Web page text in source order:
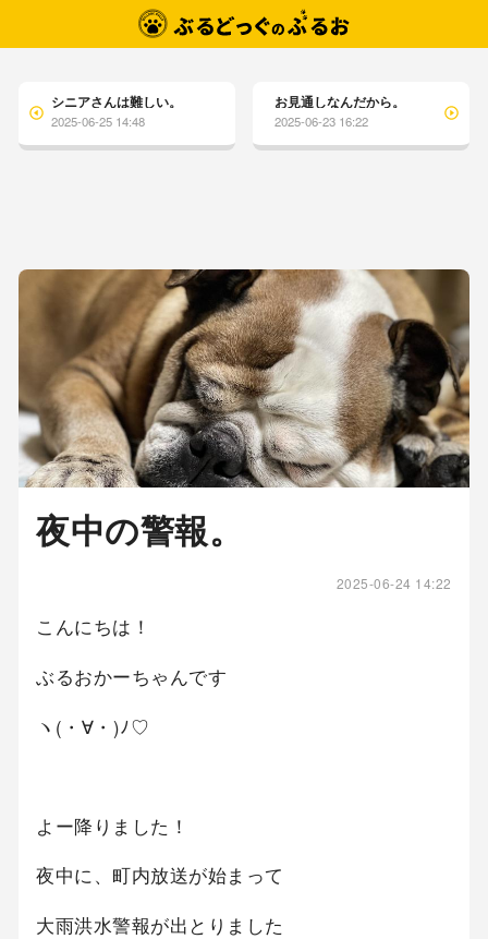
シニアさんは難しい。
2025-06-25 14:48
お見通しなんだから。
2025-06-23 16:22
夜中の警報。
2025-06-24 14:22
こんにちは！
ぶるおかーちゃんです
ヽ(・∀・)ﾉ♡
よー降りました！
夜中に、町内放送が始まって
大雨洪水警報が出とりました